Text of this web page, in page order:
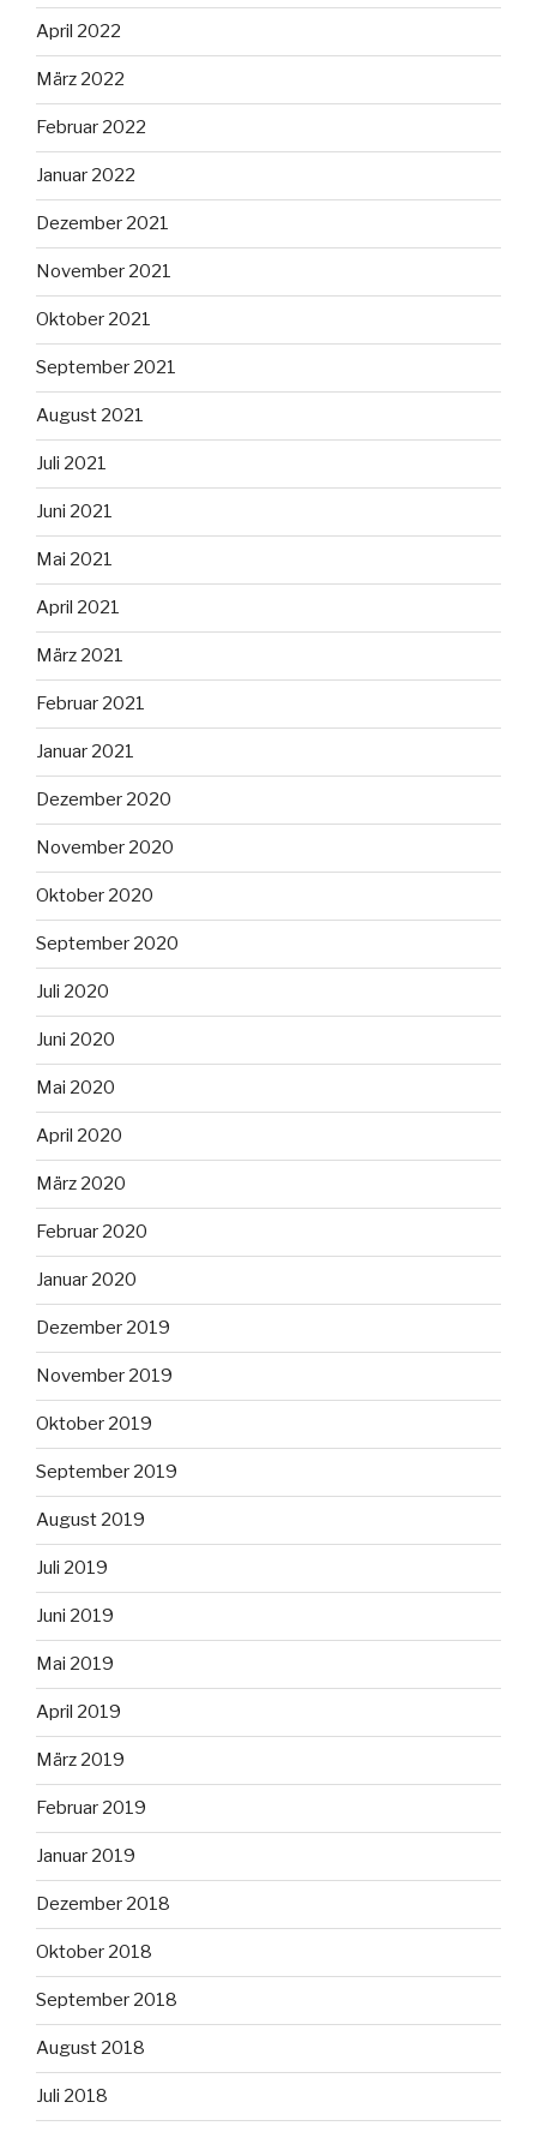
April 2022
März 2022
Februar 2022
Januar 2022
Dezember 2021
November 2021
Oktober 2021
September 2021
August 2021
Juli 2021
Juni 2021
Mai 2021
April 2021
März 2021
Februar 2021
Januar 2021
Dezember 2020
November 2020
Oktober 2020
September 2020
Juli 2020
Juni 2020
Mai 2020
April 2020
März 2020
Februar 2020
Januar 2020
Dezember 2019
November 2019
Oktober 2019
September 2019
August 2019
Juli 2019
Juni 2019
Mai 2019
April 2019
März 2019
Februar 2019
Januar 2019
Dezember 2018
Oktober 2018
September 2018
August 2018
Juli 2018